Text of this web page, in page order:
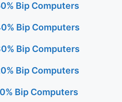
Bip Computers
Bip Computers
Bip Computers
Bip Computers
Bip Computers